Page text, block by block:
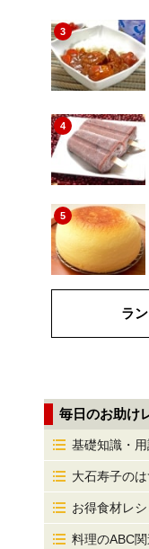
3
4
5
ラ
毎日のお助け
基礎知識・
大石寿子の
お得食材レ
料理のABC